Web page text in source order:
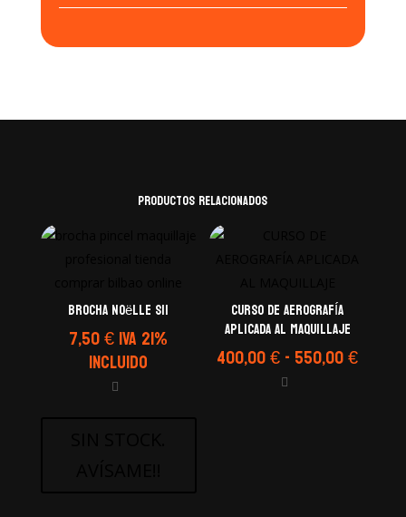
Productos relacionados
Brocha Noëlle S11
7,50€IVA 21%
Incluido
CURSO DE AEROGRAFÍA
APLICADA AL MAQUILLAJE
400,00€-550,00€Rango